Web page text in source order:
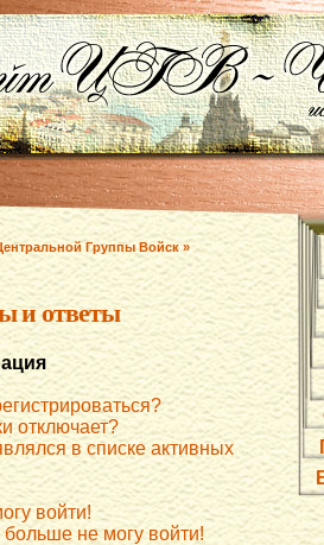
Группы Войск »
и ответы
отключает?
в списке активных
войти!
не могу войти!